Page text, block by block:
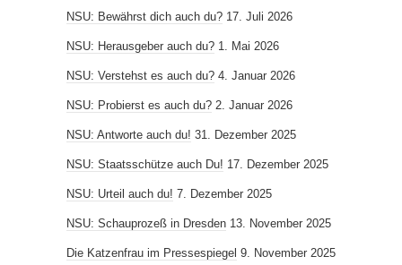
NSU: Bewährst dich auch du? 17. Juli 2026
NSU: Herausgeber auch du? 1. Mai 2026
NSU: Verstehst es auch du? 4. Januar 2026
NSU: Probierst es auch du? 2. Januar 2026
NSU: Antworte auch du! 31. Dezember 2025
NSU: Staatsschütze auch Du! 17. Dezember 2025
NSU: Urteil auch du! 7. Dezember 2025
NSU: Schauprozeß in Dresden 13. November 2025
Die Katzenfrau im Pressespiegel 9. November 2025